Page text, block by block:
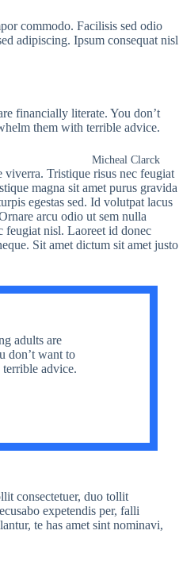
commodo. Facilisis sed odio
adipiscing. Ipsum consequat nisl
financially literate. You don’t
them with terrible advice.
Micheal Clarck
viverra. Tristique risus nec feugiat
magna sit amet purus gravida
egestas sed. Id volutpat lacus
arcu odio ut sem nulla
feugiat nisl. Laoreet id donec
Sit amet dictum sit amet justo
adults are
don’t want to
advice.
consectetuer, duo tollit
expetendis per, falli
te has amet sint nominavi,